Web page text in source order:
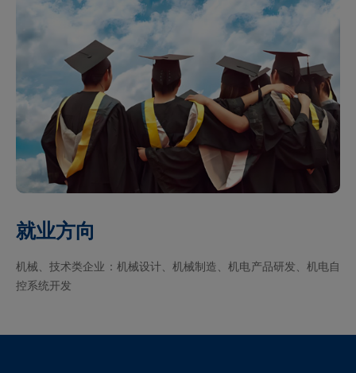
就业方向
机械、技术类企业：机械设计、机械制造、机电产品研发、机电自
控系统开发